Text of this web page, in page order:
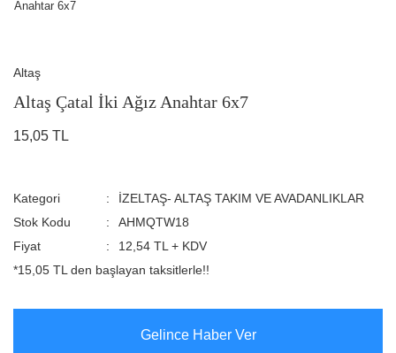
Altaş
Altaş Çatal İki Ağız Anahtar 6x7
15,05 TL
Kategori
İZELTAŞ- ALTAŞ TAKIM VE AVADANLIKLAR
Stok Kodu
AHMQTW18
Fiyat
12,54 TL + KDV
*15,05 TL den başlayan taksitlerle!!
Gelince Haber Ver